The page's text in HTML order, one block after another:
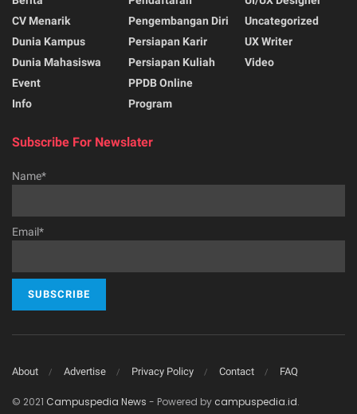
CV Menarik
Dunia Kampus
Dunia Mahasiswa
Event
Info
Pengembangan Diri
Persiapan Karir
Persiapan Kuliah
PPDB Online
Program
Uncategorized
UX Writer
Video
Subscribe For Newslater
Name*
Email*
About Advertise Privacy Policy Contact FAQ
© 2021 Campuspedia News - Powered by campuspedia.id.